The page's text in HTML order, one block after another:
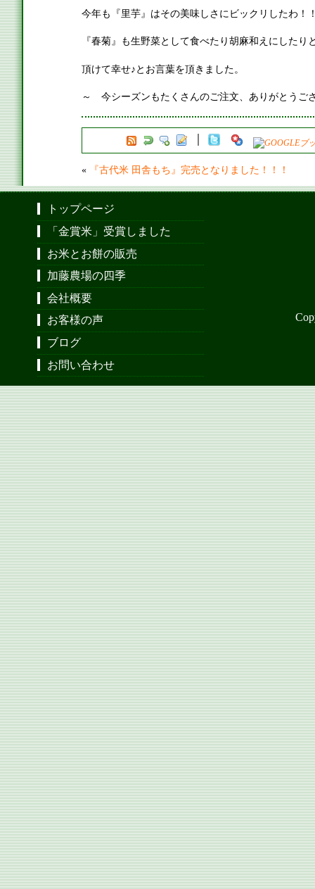
今年も『里芋』はその美味しさにビックリしたわ！
『春菊』も生野菜として食べたり胡麻和えにしたり
頂けて幸せ♪とお言葉を頂きました。
～ 今シーズンもたくさんのご注文、ありがとう
« 『古代米 田舎もち』完売となりました！！！
トップページ
「金賞米」受賞しました
お米とお餅の販売
加藤農場の四季
会社概要
お客様の声
ブログ
お問い合わせ